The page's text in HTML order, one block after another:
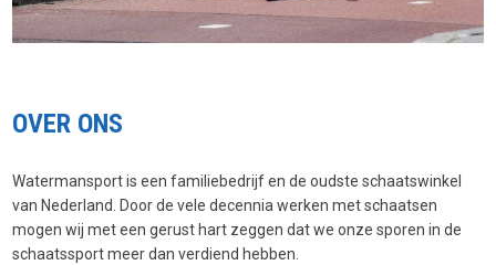
OVER ONS
Watermansport is een familiebedrijf en de oudste schaatswinkel
van Nederland. Door de vele decennia werken met schaatsen
mogen wij met een gerust hart zeggen dat we onze sporen in de
schaatssport meer dan verdiend hebben.